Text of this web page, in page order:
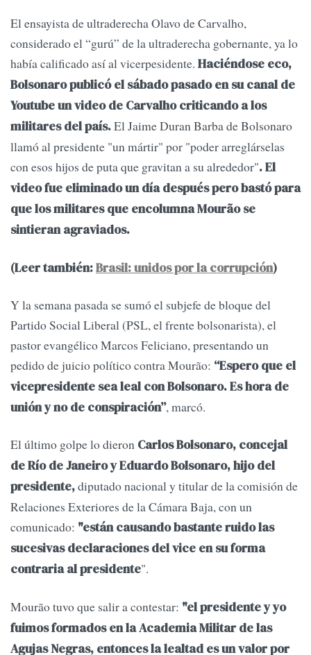
El ensayista de ultraderecha Olavo de Carvalho,
considerado el “gurú” de la ultraderecha gobernante, ya lo
había calificado así al vicerpesidente. Haciéndose eco,
Bolsonaro publicó el sábado pasado en su canal de
Youtube un video de Carvalho criticando a los
militares del país.El Jaime Duran Barba de Bolsonaro
llamó al presidente "un mártir" por "poder arreglárselas
con esos hijos de puta que gravitan a su alrededor". El
video fue eliminado un día después pero bastó para
que los militares que encolumna Mourão se
sintieran agraviados.
(Leer también:Brasil: unidos por la corrupción)
Y la semana pasada se sumó el subjefe de bloque del
Partido Social Liberal (PSL, el frente bolsonarista), el
pastor evangélico Marcos Feliciano, presentando un
pedido de juicio político contra Mourão: “Espero que el
vicepresidente sea leal con Bolsonaro. Es hora de
unión y no de conspiración”, marcó.
El último golpe lo dieron Carlos Bolsonaro, concejal
de Río de Janeiro y Eduardo Bolsonaro, hijo del
presidente,diputado nacional y titular de la comisión de
Relaciones Exteriores de la Cámara Baja, con un
comunicado: "están causando bastante ruido las
sucesivas declaraciones del vice en su forma
contraria al presidente".
Mourão tuvo que salir a contestar: "el presidente y yo
fuimos formados en la Academia Militar de las
Agujas Negras, entonces la lealtad es un valor por